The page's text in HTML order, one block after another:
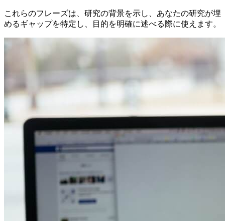
これらのフレーズは、研究の背景を示し、あなたの研究が埋
めるギャップを特定し、目的を明確に述べる際に使えます。